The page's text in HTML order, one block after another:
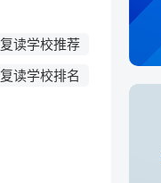
复读学校推荐
复读学校排名